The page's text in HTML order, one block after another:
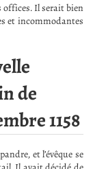
offices. Il serait bien
et incommodantes
de
1158
et l’évêque se